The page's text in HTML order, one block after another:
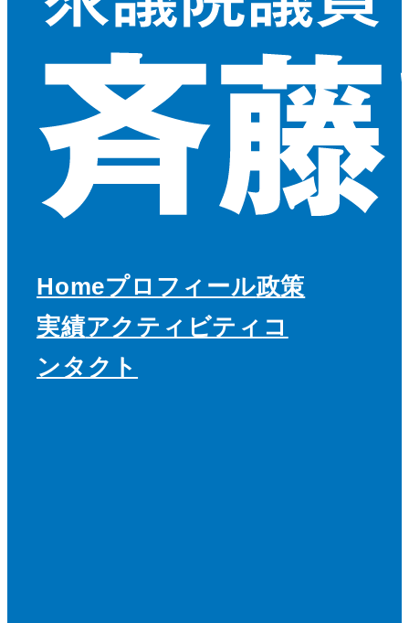
Homeプロフィール政策
実績アクティビティ コ
ンタクト